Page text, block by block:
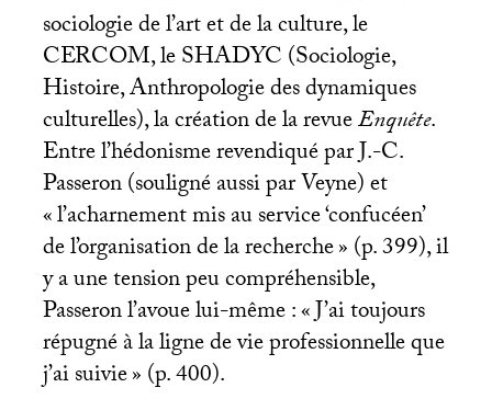
sociologie de l’art et de la culture, le
CERCOM, leSHADYC(Sociologie,
Histoire, Anthropologie des dynamiques
culturelles), la création de la revueEnquête.
Entre l’hédonisme revendiqué par J.-C.
Passeron (souligné aussi par Veyne) et
«l’acharnement mis au service ‘confucéen’
de l’organisation de la recherche» (p. 399), il
y a une tension peu compréhensible,
Passeron l’avoue lui-même : «J’ai toujours
répugné à la ligne de vie professionnelle que
j’ai suivie» (p. 400).